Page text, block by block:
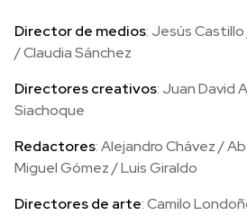
Director de medios: Jesús
/ Claudia Sánchez
Directores creativos: Juan David
Siachoque
Redactores: Alejandro Chávez /
Miguel Gómez / Luis Giraldo
Directores de arte: Camilo